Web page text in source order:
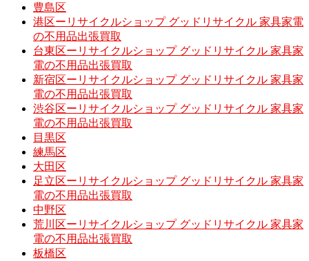
豊島区
港区ーリサイクルショップ グッドリサイクル 家具家電
の不用品出張買取
台東区ーリサイクルショップ グッドリサイクル 家具家
電の不用品出張買取
新宿区ーリサイクルショップ グッドリサイクル 家具家
電の不用品出張買取
渋谷区ーリサイクルショップ グッドリサイクル 家具家
電の不用品出張買取
目黒区
練馬区
大田区
足立区ーリサイクルショップ グッドリサイクル 家具家
電の不用品出張買取
中野区
荒川区ーリサイクルショップ グッドリサイクル 家具家
電の不用品出張買取
板橋区